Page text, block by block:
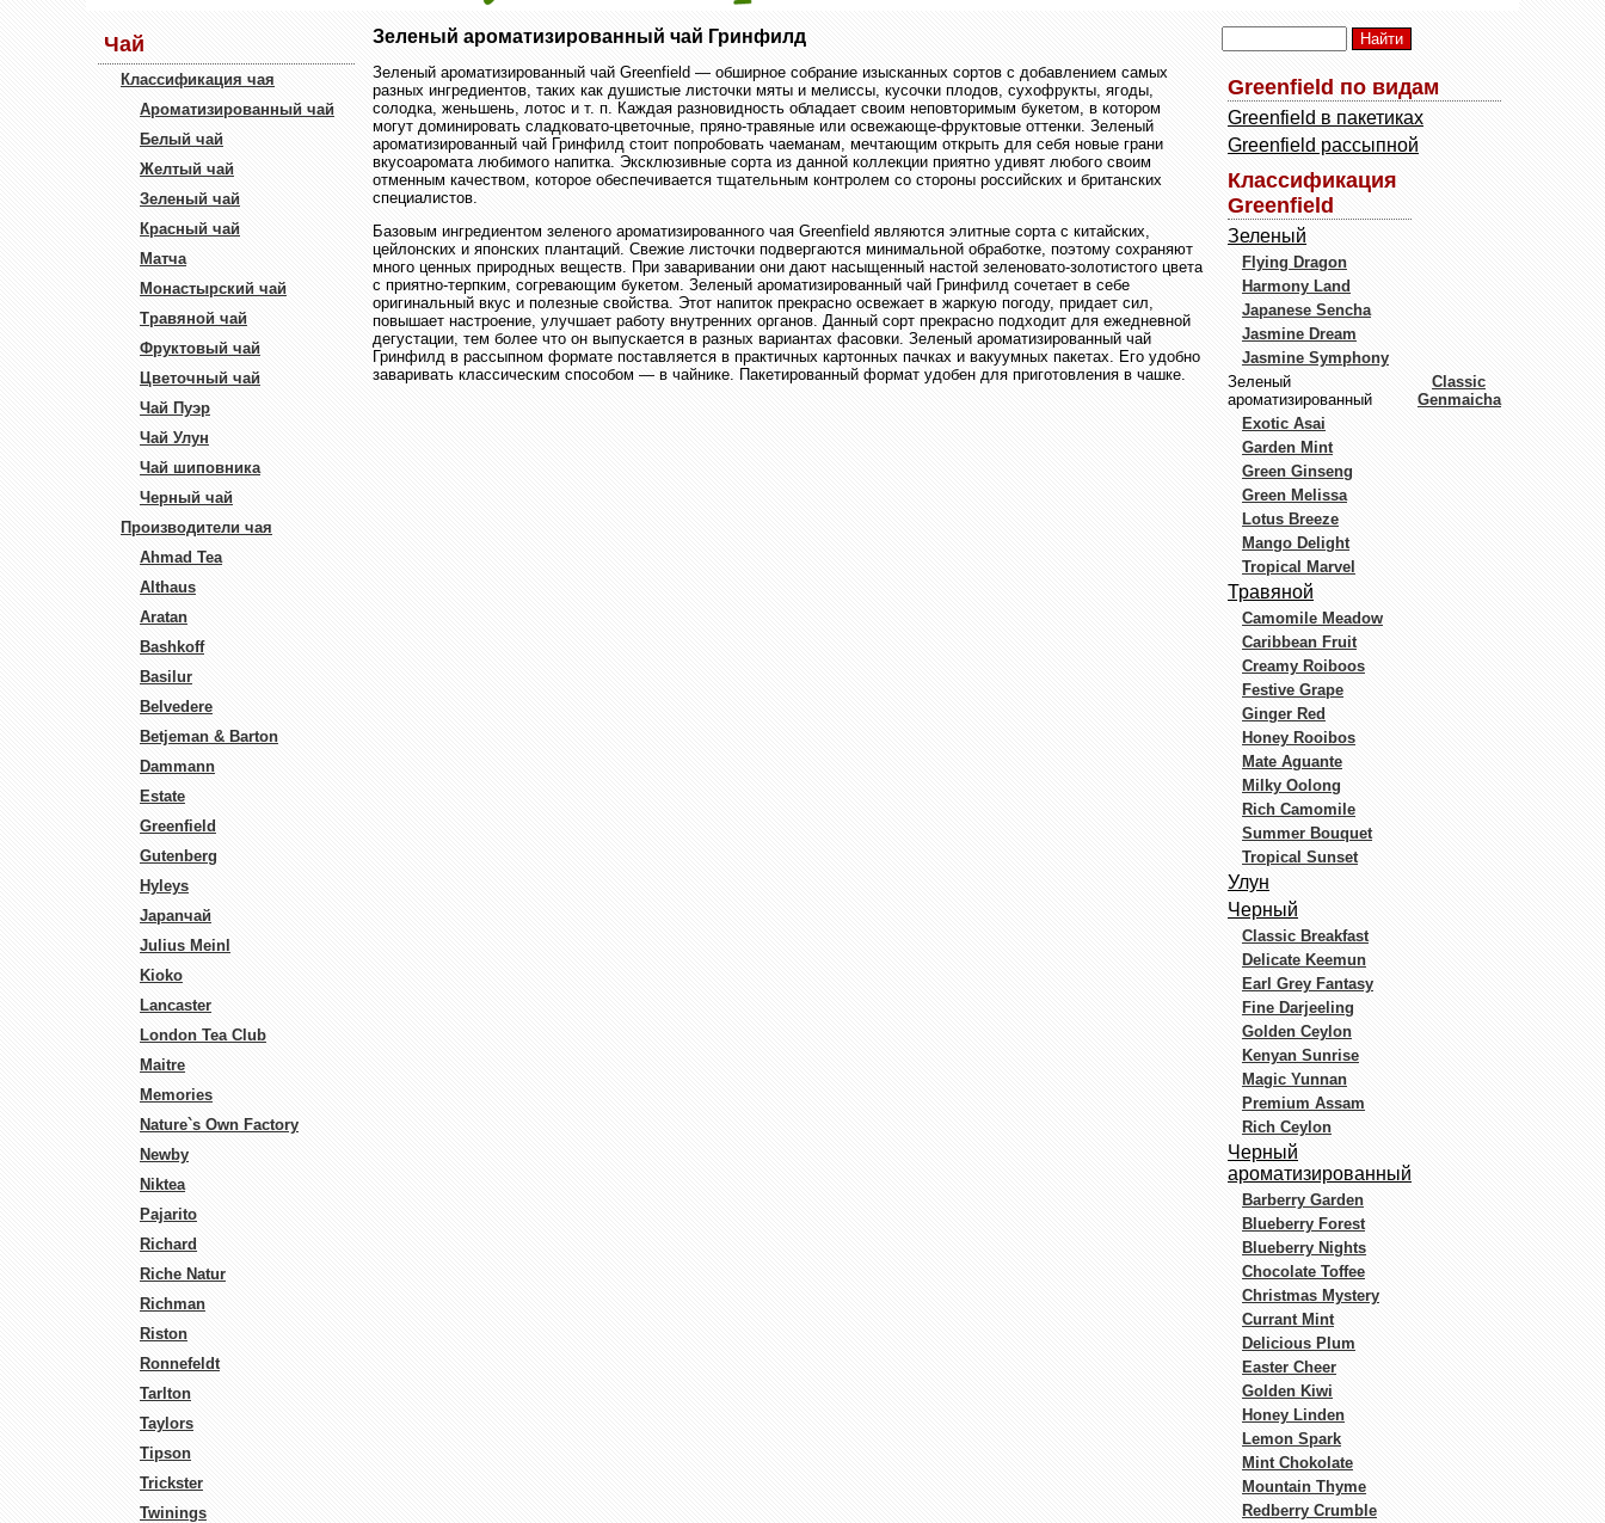
Чай
Классификация чая
Ароматизированный чай
Белый чай
Желтый чай
Зеленый чай
Красный чай
Матча
Монастырский чай
Травяной чай
Фруктовый чай
Цветочный чай
Чай Пуэр
Чай Улун
Чай шиповника
Черный чай
Производители чая
Ahmad Tea
Althaus
Aratan
Bashkoff
Basilur
Belvedere
Betjeman & Barton
Dammann
Estate
Greenfield
Gutenberg
Hyleys
Japanчай
Julius Meinl
Kioko
Lancaster
London Tea Club
Maitre
Memories
Nature`s Own Factory
Newby
Niktea
Pajarito
Richard
Riche Natur
Richman
Riston
Ronnefeldt
Tarlton
Taylors
Tipson
Trickster
Twinings
Зеленый ароматизированный чай Гринфилд
Зеленый ароматизированный чай Greenfield — обширное собрание изысканных сортов с добавлением самых
разных ингредиентов, таких как душистые листочки мяты и мелиссы, кусочки плодов, сухофрукты, ягоды,
солодка, женьшень, лотос и т. п. Каждая разновидность обладает своим неповторимым букетом, в котором
могут доминировать сладковато-цветочные, пряно-травяные или освежающе-фруктовые оттенки. Зеленый
ароматизированный чай Гринфилд стоит попробовать чаеманам, мечтающим открыть для себя новые грани
вкусоаромата любимого напитка. Эксклюзивные сорта из данной коллекции приятно удивят любого своим
отменным качеством, которое обеспечивается тщательным контролем со стороны российских и британских
специалистов.
Базовым ингредиентом зеленого ароматизированного чая Greenfield являются элитные сорта с китайских,
цейлонских и японских плантаций. Свежие листочки подвергаются минимальной обработке, поэтому сохраняют
много ценных природных веществ. При заваривании они дают насыщенный настой зеленовато-золотистого цвета
с приятно-терпким, согревающим букетом. Зеленый ароматизированный чай Гринфилд сочетает в себе
оригинальный вкус и полезные свойства. Этот напиток прекрасно освежает в жаркую погоду, придает сил,
повышает настроение, улучшает работу внутренних органов. Данный сорт прекрасно подходит для ежедневной
дегустации, тем более что он выпускается в разных вариантах фасовки. Зеленый ароматизированный чай
Гринфилд в рассыпном формате поставляется в практичных картонных пачках и вакуумных пакетах. Его удобно
заваривать классическим способом — в чайнике. Пакетированный формат удобен для приготовления в чашке.
Greenfield по видам
Greenfield в пакетиках
Greenfield рассыпной
Классификация
Greenfield
Зеленый
Flying Dragon
Harmony Land
Japanese Sencha
Jasmine Dream
Jasmine Symphony
Зеленый
ароматизированный
Classic
Genmaicha
Exotic Asai
Garden Mint
Green Ginseng
Green Melissa
Lotus Breeze
Mango Delight
Tropical Marvel
Травяной
Camomile Meadow
Caribbean Fruit
Creamy Roiboos
Festive Grape
Ginger Red
Honey Rooibos
Mate Aguante
Milky Oolong
Rich Camomile
Summer Bouquet
Tropical Sunset
Улун
Черный
Classic Breakfast
Delicate Keemun
Earl Grey Fantasy
Fine Darjeeling
Golden Ceylon
Kenyan Sunrise
Magic Yunnan
Premium Assam
Rich Ceylon
Черный
ароматизированный
Barberry Garden
Blueberry Forest
Blueberry Nights
Chocolate Toffee
Christmas Mystery
Currant Mint
Delicious Plum
Easter Cheer
Golden Kiwi
Honey Linden
Lemon Spark
Mint Chokolate
Mountain Thyme
Redberry Crumble